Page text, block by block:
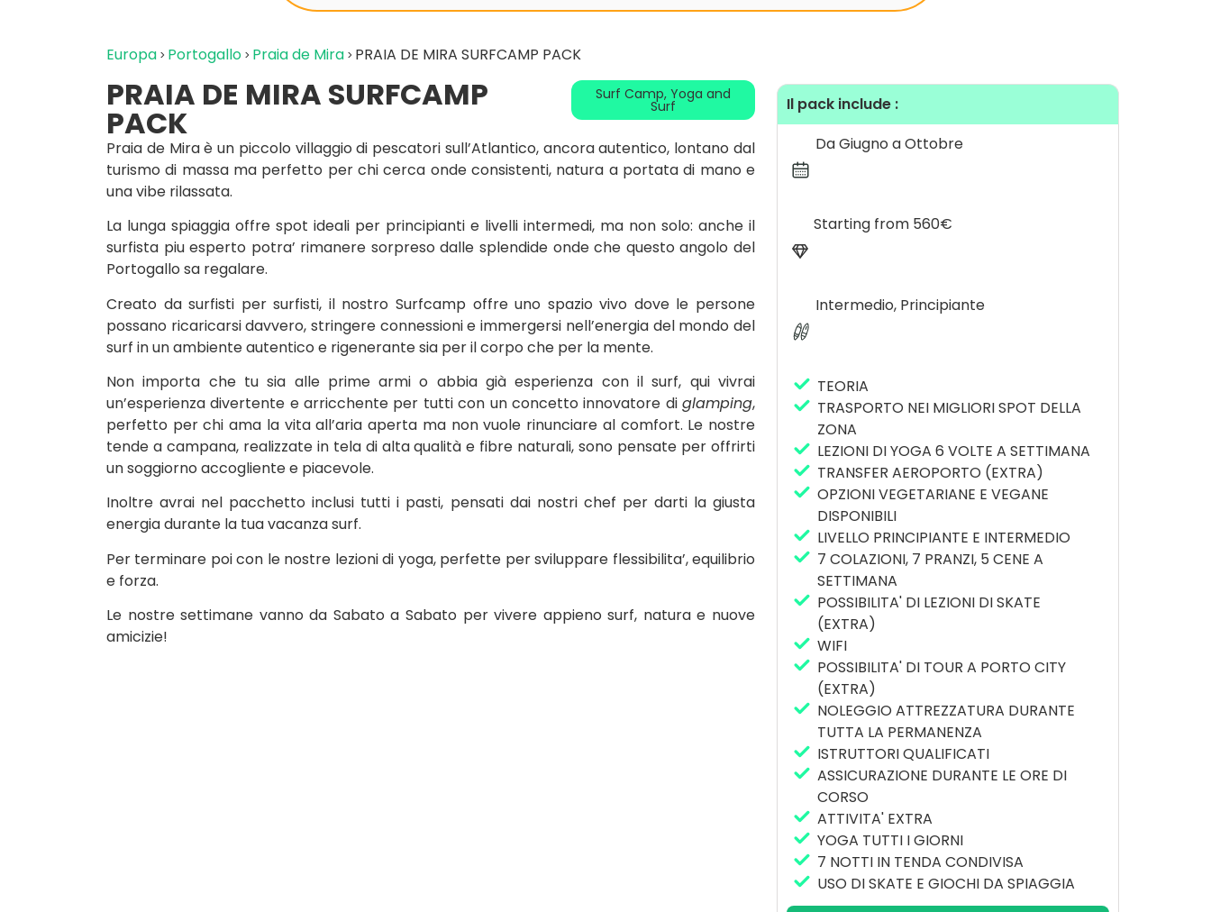
Europa Portogallo Praia de Mira PRAIA DE MIRA SURFCAMP PACK
PRAIA DE MIRA SURFCAMP
PACK
Surf Camp, Yoga and
Surf
Praia de Mira è un piccolo villaggio di pescatori sull’Atlantico, ancora autentico, lontano dal
turismo di massa ma perfetto per chi cerca onde consistenti, natura a portata di mano e
una vibe rilassata.
La lunga spiaggia offre spot ideali per principianti e livelli intermedi, ma non solo: anche il
surfista piu esperto potra’ rimanere sorpreso dalle splendide onde che questo angolo del
Portogallo sa regalare.
Creato da surfisti per surfisti, il nostro Surfcamp offre uno spazio vivo dove le persone
possano ricaricarsi davvero, stringere connessioni e immergersi nell’energia del mondo del
surf in un ambiente autentico e rigenerante sia per il corpo che per la mente.
Non importa che tu sia alle prime armi o abbia già esperienza con il surf, qui vivrai
un’esperienza divertente e arricchente per tutti con un concetto innovatore di glamping,
perfetto per chi ama la vita all’aria aperta ma non vuole rinunciare al comfort. Le nostre
tende a campana, realizzate in tela di alta qualità e fibre naturali, sono pensate per offrirti
un soggiorno accogliente e piacevole.
Inoltre avrai nel pacchetto inclusi tutti i pasti, pensati dai nostri chef per darti la giusta
energia durante la tua vacanza surf.
Per terminare poi con le nostre lezioni di yoga, perfette per sviluppare flessibilita’, equilibrio
e forza.
Le nostre settimane vanno da Sabato a Sabato per vivere appieno surf, natura e nuove
amicizie!
Il pack include :
Da Giugno a Ottobre
Starting from 560€
Intermedio, Principiante
TEORIA
TRASPORTO NEI MIGLIORI SPOT DELLA
ZONA
LEZIONI DI YOGA 6 VOLTE A SETTIMANA
TRANSFER AEROPORTO (EXTRA)
OPZIONI VEGETARIANE E VEGANE
DISPONIBILI
LIVELLO PRINCIPIANTE E INTERMEDIO
7 COLAZIONI, 7 PRANZI, 5 CENE A
SETTIMANA
POSSIBILITA' DI LEZIONI DI SKATE
(EXTRA)
WIFI
POSSIBILITA' DI TOUR A PORTO CITY
(EXTRA)
NOLEGGIO ATTREZZATURA DURANTE
TUTTA LA PERMANENZA
ISTRUTTORI QUALIFICATI
ASSICURAZIONE DURANTE LE ORE DI
CORSO
ATTIVITA' EXTRA
YOGA TUTTI I GIORNI
7 NOTTI IN TENDA CONDIVISA
USO DI SKATE E GIOCHI DA SPIAGGIA